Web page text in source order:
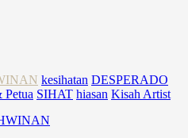
kesihatan DESPERADO
Petua SIHAT hiasan Kisah Artist